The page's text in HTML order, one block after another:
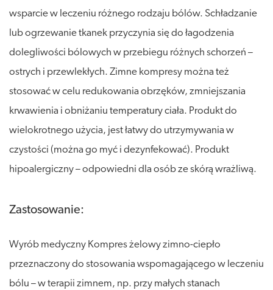
wsparcie w leczeniu różnego rodzaju bólów. Schładzanie
lub ogrzewanie tkanek przyczynia się do łagodzenia
dolegliwości bólowych w przebiegu różnych schorzeń –
ostrych i przewlekłych. Zimne kompresy można też
stosować w celu redukowania obrzęków, zmniejszania
krwawienia i obniżaniu temperatury ciała. Produkt do
wielokrotnego użycia, jest łatwy do utrzymywania w
czystości (można go myć i dezynfekować). Produkt
hipoalergiczny – odpowiedni dla osób ze skórą wrażliwą.
Zastosowanie:
Wyrób medyczny Kompres żelowy zimno-ciepło
przeznaczony do stosowania wspomagającego w leczeniu
bólu – w terapii zimnem, np. przy małych stanach